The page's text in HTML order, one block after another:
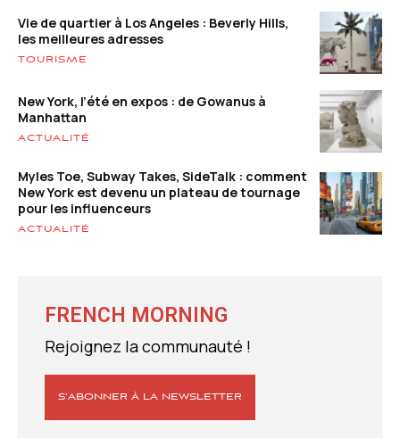
Vie de quartier à Los Angeles : Beverly Hills,
les meilleures adresses
TOURISME
New York, l’été en expos : de Gowanus à
Manhattan
ACTUALITÉ
Myles Toe, Subway Takes, SideTalk : comment
New York est devenu un plateau de tournage
pour les influenceurs
ACTUALITÉ
FRENCH MORNING
Rejoignez la communauté !
S’ABONNER À LA NEWSLETTER